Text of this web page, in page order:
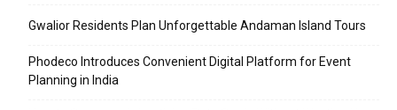
Gwalior Residents Plan Unforgettable Andaman Island Tours
Phodeco Introduces Convenient Digital Platform for Event
Planning in India